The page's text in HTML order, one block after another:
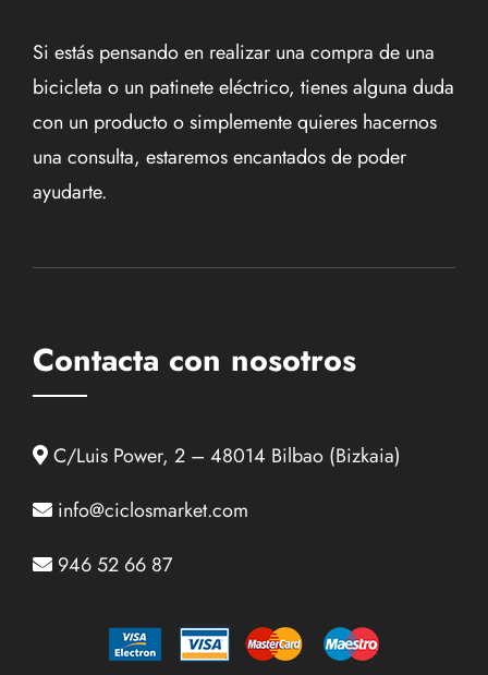
Si estás pensando en realizar una compra de una
bicicleta o un patinete eléctrico, tienes alguna duda
con un producto o simplemente quieres hacernos
una consulta, estaremos encantados de poder
ayudarte.
Contacta con nosotros
C/Luis Power, 2 – 48014 Bilbao (Bizkaia)
info@ciclosmarket.com
946 52 66 87